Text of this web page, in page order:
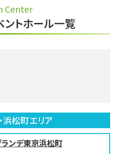
Center
ントホール一覧
浜松町エリア
ランデ東京浜松町